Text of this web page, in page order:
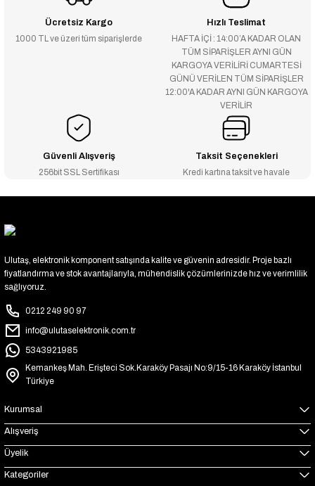
Ücretsiz Kargo
1000 TL ve üzeri tüm siparişlerde
Hızlı Teslimat
HAFTA İÇİ : 14:00’A KADAR OLAN
TÜM SİPARİŞLER AYNI GÜN
KARGOYA VERİLİRİ CUMARTESİ
GÜNÜ VERİLEN TÜM SİPARİŞLER
12:00'A KADAR AYNI GÜN KARGOYA
VERİLİR
Güvenli Alışveriş
256bit SSL Sertifikası
Taksit Seçenekleri
Kredi kartına taksit ve havale
Ulutaş, elektronik komponent satışında kalite ve güvenin adresidir. Proje bazlı
fiyatlandırma ve stok avantajlarıyla, mühendislik çözümlerinizde hız ve verimlilik
sağlıyoruz.
0212 249 90 97
info@ulutaselektronik.com.tr
5343921985
Kemankeş Mah. Erişteci Sok.Karaköy Pasajı No:9/15-16 Karaköy İstanbul
Türkiye
Kurumsal
Alışveriş
Üyelik
Kategoriler